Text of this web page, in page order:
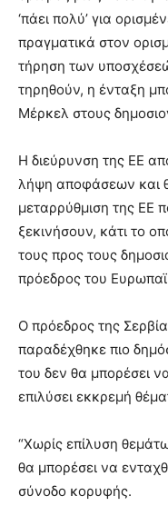
‘πάει πολύ’ για
πραγματικά στον
τήρηση των
τηρηθούν, η ένταξη
Μέρκελ στους
Η διεύρυνση της ΕΕ
λήψη αποφάσεων και
μεταρρύθμιση της ΕΕ
ξεκινήσουν, κάτι το
τους προς τους
πρόεδρος του
Ο πρόεδρος της
παραδέχθηκε πιο
του δεν θα μπορέσει
επιλύσει εκκρεμή
“Χωρίς επίλυση
θα μπορέσει να
σύνοδο κορυφής.